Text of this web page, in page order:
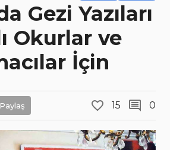
Gezi Yazıları
Okurlar ve
İçin
Paylaş 15 0